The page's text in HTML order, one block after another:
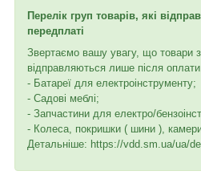
Перелік груп товарів, які
передплаті
Звертаємо вашу увагу, що товари з
відправляються лише після
- Батареї для електроінструменту;
- Садові меблі;
- Запчастини для електро/
- Колеса, покришки ( шини ),
Детальніше: https://vdd.sm.ua/ua/